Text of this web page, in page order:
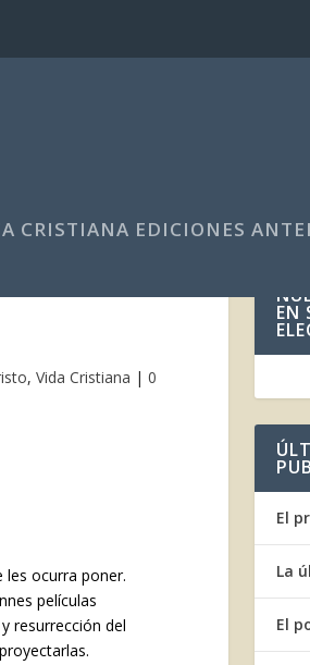
CRISTIANA EDICIONES
, Vida Cristiana | 0
ocurra poner.
películas
resurrección del
EN
El
La
El